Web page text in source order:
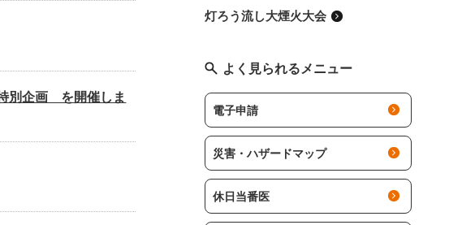
別企画 を開催しま
灯ろう流し大煙火大会
よく見られるメニュー
電子申請
災害・ハザードマップ
休日当番医